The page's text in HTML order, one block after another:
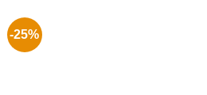
-25%